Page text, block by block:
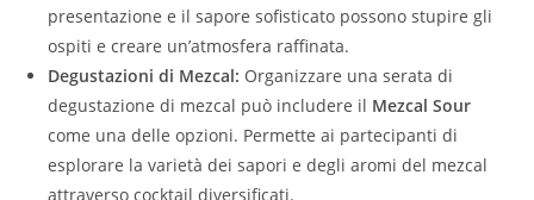
presentazione e il sapore sofisticato possono stupire gli
ospiti e creare un’atmosfera raffinata.
Degustazioni di Mezcal: Organizzare una serata di
degustazione di mezcal può includere il Mezcal Sour
come una delle opzioni. Permette ai partecipanti di
esplorare la varietà dei sapori e degli aromi del mezcal
attraverso cocktail diversificati.